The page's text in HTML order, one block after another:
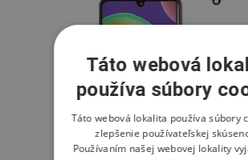
Táto webová
používa súbory
Táto webová lokalita používa súbory
zlepšenie používateľskej
Používaním našej webovej lokality